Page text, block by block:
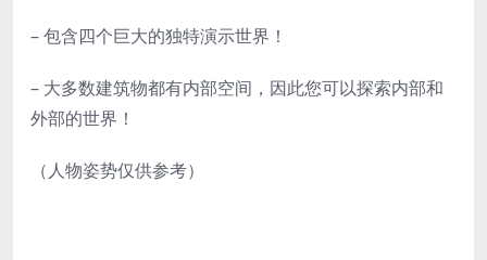
– 包含四个巨大的独特演示世界！
– 大多数建筑物都有内部空间，因此您可以探索内部和
外部的世界！
（人物姿势仅供参考）